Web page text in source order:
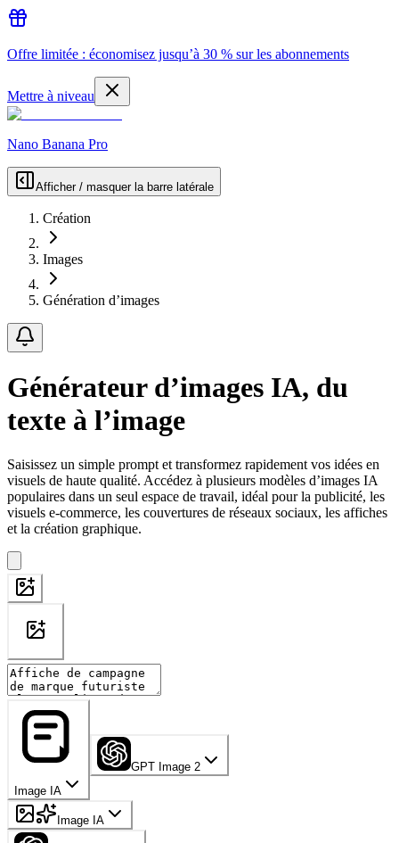
Offre limitée : économisez jusqu’à 30 % sur les abonnements
Mettre à niveau
Nano Banana Pro
Afficher / masquer la barre latérale
Création
Images
Génération d’images
Générateur d’images IA, du
texte à l’image
Saisissez un simple prompt et transformez rapidement vos idées en
visuels de haute qualité. Accédez à plusieurs modèles d’images IA
populaires dans un seul espace de travail, idéal pour la publicité, les
visuels e-commerce, les couvertures de réseaux sociaux, les affiches
et la création graphique.
Image IA
GPT Image 2
Image IA